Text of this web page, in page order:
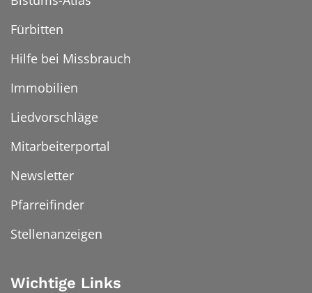
Fürbitten
Hilfe bei Missbrauch
Immobilien
Liedvorschläge
Mitarbeiterportal
Newsletter
Pfarreifinder
Stellenanzeigen
Wichtige Links